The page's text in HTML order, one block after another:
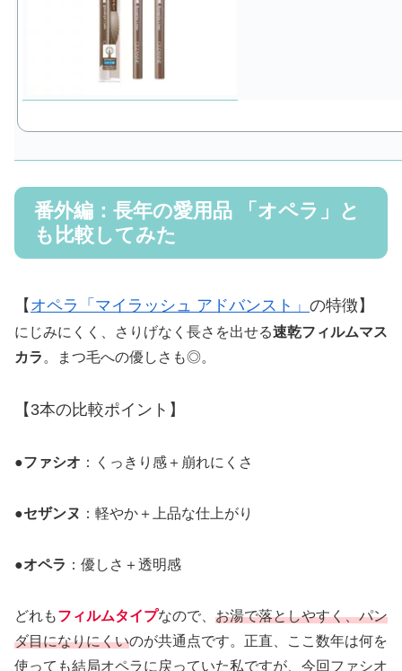
番外編：長年の愛用品 「オペラ」と
も比較してみた
【 オペラ「マイラッシュ アドバンスト」 の特徴】
にじみにくく、さりげなく長さを出せる速乾フィルムマス
カラ 。まつ毛への優しさも◎。
【3本の比較ポイント】
●ファシオ ：くっきり感＋崩れにくさ
●セザンヌ ：軽やか＋上品な仕上がり
●オペラ ：優しさ＋透明感
どれもフィルムタイプなので、 お湯で落としやすく、パン
ダ目になりにくいのが共通点です。正直、ここ数年は何を
使っても結局オペラに戻っていた私ですが、今回ファシオ